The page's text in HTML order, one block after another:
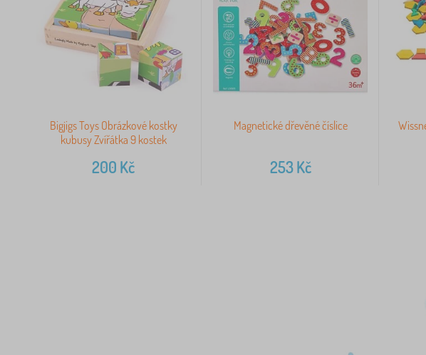
Bigjigs Toys Obrázkové kostky
kubusy Zvířátka 9 kostek
200 Kč
Magnetické dřevěné číslice
253Kč